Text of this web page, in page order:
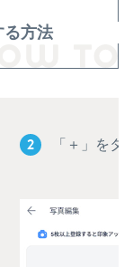
る方法
2 「＋」をタ